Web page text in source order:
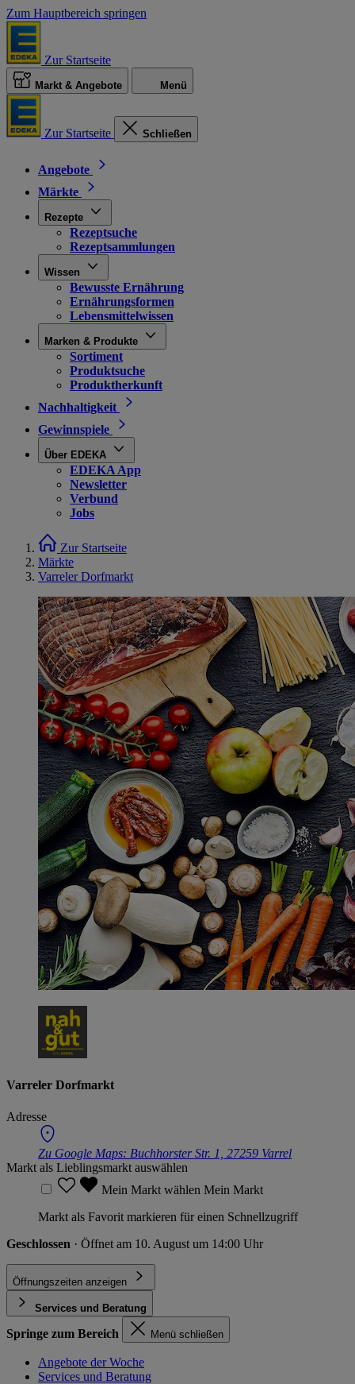
Zum Hauptbereich springen
Zur Startseite
Markt & Angebote Menü
Zur Startseite Schließen
Angebote
Märkte
Rezepte
Rezeptsuche
Rezeptsammlungen
Wissen
Bewusste Ernährung
Ernährungsformen
Lebensmittelwissen
Marken & Produkte
Sortiment
Produktsuche
Produktherkunft
Nachhaltigkeit
Gewinnspiele
Über EDEKA
EDEKA App
Newsletter
Verbund
Jobs
Zur Startseite
Märkte
Varreler Dorfmarkt
Varreler Dorfmarkt
Adresse
Zu Google Maps: Buchhorster Str. 1, 27259 Varrel
Markt als Lieblingsmarkt auswählen
Mein Markt wählen Mein Markt
Markt als Favorit markieren für einen Schnellzugriff
Geschlossen · Öffnet am 10. August um 14:00 Uhr
Öffnungszeiten anzeigen
Services und Beratung
Springe zum Bereich Menü schließen
Angebote der Woche
Services und Beratung